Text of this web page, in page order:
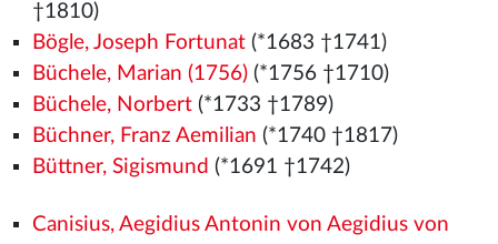
†1810)
Bögle, Joseph Fortunat(*1683 †1741)
Büchele, Marian (1756)(*1756 †1710)
Büchele, Norbert(*1733 †1789)
Büchner, Franz Aemilian (*1740 †1817)
Büttner, Sigismund (*1691 †1742)
Canisius, Aegidius Antonin von Aegidius von